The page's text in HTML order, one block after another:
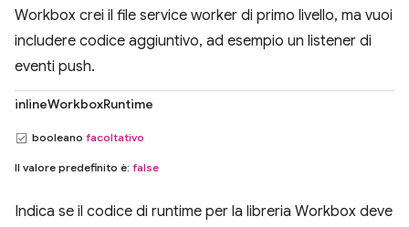
Workbox crei il file service worker di primo livello, ma vuoi
includere codice aggiuntivo, ad esempio un listener di
eventi push.
inlineWorkboxRuntime
booleano facoltativo
Il valore predefinito è: false
Indica se il codice di runtime per la libreria Workbox deve